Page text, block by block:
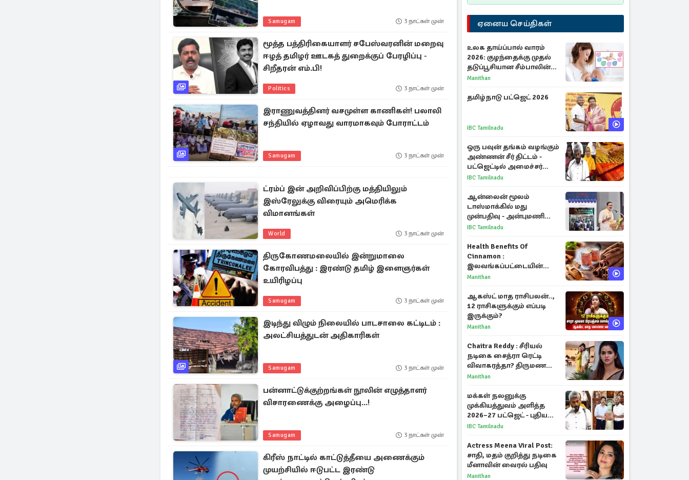
Samugam 3 நாட்கள் முன்
மூத்த பத்திரிகையாளர் சபேஸ்வரனின் மறைவு
ஈழத் தமிழர் ஊடகத் துறைக்குப் பேரழிப்பு -
சிறீதரன் எம்.பி!
Politics 3 நாட்கள் முன்
இராணுவத்தினர் வசமுள்ள காணிகள்! பலாலி
சந்தியில் ஏழாவது வாரமாகவும் போராட்டம்
Samugam 3 நாட்கள் முன்
ட்ரம்ப் இன் அறிவிப்பிற்கு மத்தியிலும்
இஸ்ரேலுக்கு விரையும் அமெரிக்க
விமானங்கள்
World 3 நாட்கள் முன்
திருகோணமலையில் இன்றுமாலை
கோரவிபத்து : இரண்டு தமிழ் இளைஞர்கள்
உயிரிழப்பு
Samugam 3 நாட்கள் முன்
இடிந்து விழும் நிலையில் பாடசாலை கட்டிடம் :
அலட்சியத்துடன் அதிகாரிகள்
Samugam 3 நாட்கள் முன்
பன்னாட்டுக்குற்றங்கள் நூலின் எழுத்தாளர்
விசாரணைக்கு அழைப்பு...!
Samugam 3 நாட்கள் முன்
கிரீஸ் நாட்டில் காட்டுத்தீயை அணைக்கும்
முயற்சியில் ஈடுபட்ட இரண்டு
ஏனைய செய்திகள்
உலக தாய்ப்பால் வாரம்
2026: குழந்தைக்கு முதல்
தடுப்பூசியான சீம்பாலின்
முக்கியத்துவம்!
Manithan
தமிழ்நாடு பட்ஜெட் 2026
IBC Tamilnadu
ஒரு பவுன் தங்கம் வழங்கும்
அண்ணன் சீர் திட்டம் -
பட்ஜெட்டில் அமைச்சர்
மரிய வில்சன் அறிவிப்பு!
IBC Tamilnadu
ஆன்லைன் மூலம்
டாஸ்மாக்கில் மது
முன்பதிவு - அன்புமணி
ராமதாஸ் எதிர்ப்பு
IBC Tamilnadu
Health Benefits Of
Cinnamon :
இலவங்கப்பட்டையின்
மருத்துவ குணங்களும்
நன்மைகளும்!
Manithan
ஆகஸ்ட் மாத ராசிபலன்..,
12 ராசிகளுக்கும் எப்படி
இருக்கும்?
Manithan
Chaitra Reddy : சீரியல்
நடிகை சைத்ரா ரெட்டி
விவாகரத்தா? திருமண
புகைப்படங்களை நீக்கம்
Manithan
மக்கள் நலனுக்கு
முக்கியத்துவம் அளித்த
2026–27 பட்ஜெட் - புதிய
நலத்திட்டங்கள்
IBC Tamilnadu
Actress Meena Viral Post:
சாதி, மதம் குறித்து நடிகை
மீனாவின் வைரல் பதிவு
Manithan